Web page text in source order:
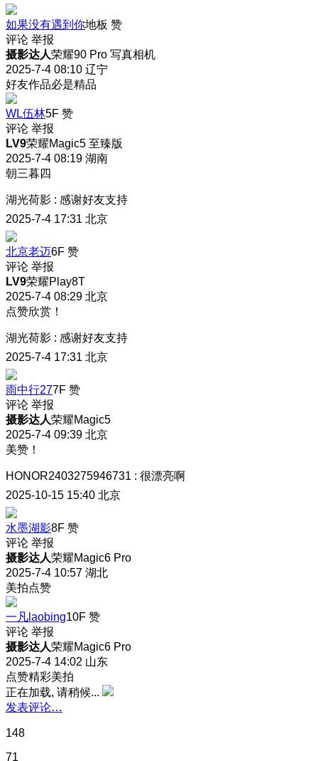
如果没有遇到你地板 赞
评论 举报
摄影达人荣耀90 Pro 写真相机
2025-7-4 08:10 辽宁
好友作品必是精品
WL伍林5F 赞
评论 举报
LV9荣耀Magic5 至臻版
2025-7-4 08:19 湖南
朝三暮四
湖光荷影 : 感谢好友支持
2025-7-4 17:31 北京
北京老迈6F 赞
评论 举报
LV9荣耀Play8T
2025-7-4 08:29 北京
点赞欣赏！
湖光荷影 : 感谢好友支持
2025-7-4 17:31 北京
雨中行277F 赞
评论 举报
摄影达人荣耀Magic5
2025-7-4 09:39 北京
美赞！
HONOR2403275946731 : 很漂亮啊
2025-10-15 15:40 北京
水墨湖影8F 赞
评论 举报
摄影达人荣耀Magic6 Pro
2025-7-4 10:57 湖北
美拍点赞
一凡laobing10F 赞
评论 举报
摄影达人荣耀Magic6 Pro
2025-7-4 14:02 山东
点赞精彩美拍
正在加载, 请稍候...
发表评论…
148
71